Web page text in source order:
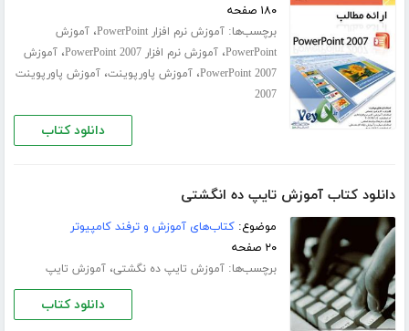
۱۸۰ صفحه
برچسب‌ها:آموزش نرم افزار PowerPoint ،آموزش
PowerPoint،آموزش نرم افزار PowerPoint 2007 ،آموزش
PowerPoint 2007،آموزش پاورپوینت،آموزش پاورپوینت
2007
دانلود کتاب
دانلود کتاب آموزش تایپ ده انگشتی
موضوع:کتاب‌های آموزش و ترفند کامپیوتر
۲۰ صفحه
برچسب‌ها:آموزش تایپ ده‌ نگشتی،آموزش تایپ
دانلود کتاب